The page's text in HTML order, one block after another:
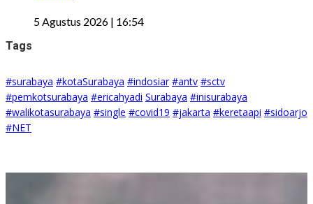
5 Agustus 2026 | 16:54
Tags
#surabaya #kotaSurabaya #indosiar #antv #sctv
#pemkotsurabaya #ericahyadi Surabaya #inisurabaya
#walikotasurabaya #single #covid19 #jakarta #keretaapi #sidoarjo
#NET